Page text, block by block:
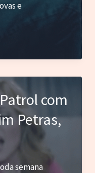
e
com
Petras,
semana